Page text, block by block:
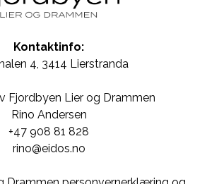
Kontaktinfo:
4, 3414 Lierstranda
Fjordbyen Lier og Drammen
Rino Andersen
+47 908 81 828
rino@eidos.no